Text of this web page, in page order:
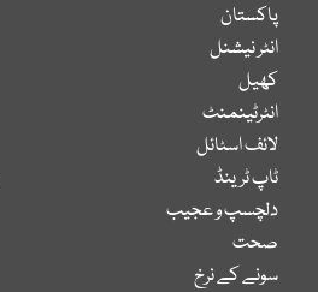
پاکستان
انٹر نیشنل
کھیل
انٹرٹینمنٹ
لائف اسٹائل
ٹاپ ٹرینڈ
دلچسپ و عجیب
صحت
سونے کے نرخ